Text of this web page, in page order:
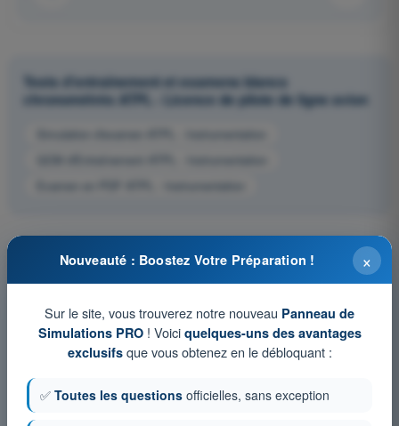
Tests d'entraînement et examens blancs
chronométrés ATPL - Licence de pilote de ligne avion
×
Nouveauté : Boostez Votre Préparation !
Sur le site, vous trouverez notre nouveau Panneau de
Simulations PRO! Voici quelques-uns des avantages
exclusifsque vous obtenez en le débloquant :
✅ Toutes les questions officielles, sans exception